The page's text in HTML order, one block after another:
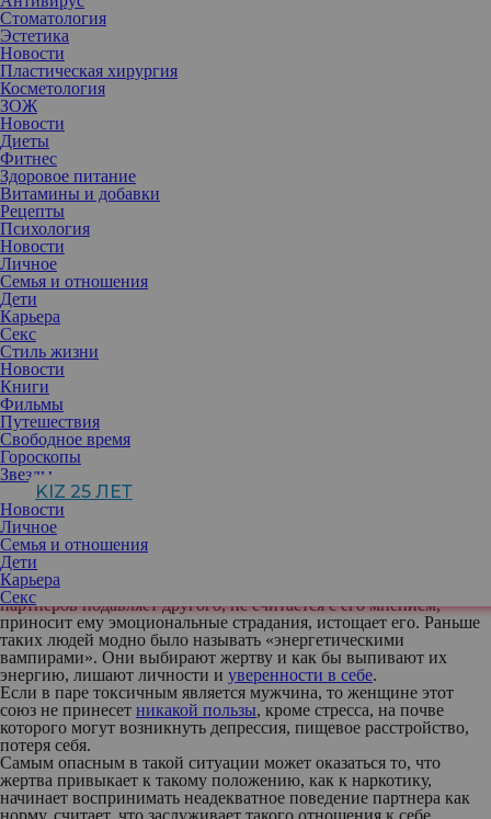
Стоматология
Эстетика
Новости
Пластическая хирургия
Косметология
ЗОЖ
Новости
Диеты
Фитнес
Здоровое питание
Витамины и добавки
Рецепты
Психология
Новости
Личное
Семья и отношения
Дети
Карьера
Секс
Стиль жизни
Новости
Книги
Фильмы
Путешествия
Свободное время
Гороскопы
Звезды
KIZ 25 ЛЕТ
Новости
Личное
Семья и отношения
Дети
Карьера
Секс
начала разберемся в терминологии
Токсичными называют отношениями, в которых один из
партнеров подавляет другого, не считается с его мнением,
приносит ему эмоциональные страдания, истощает его. Раньше
таких людей модно было называть «энергетическими
вампирами». Они выбирают жертву и как бы выпивают их
энергию, лишают личности и уверенности в себе.
Если в паре токсичным является мужчина, то женщине этот
союз не принесет никакой пользы, кроме стресса, на почве
которого могут возникнуть депрессия, пищевое расстройство,
потеря себя.
Самым опасным в такой ситуации может оказаться то, что
жертва привыкает к такому положению, как к наркотику,
начинает воспринимать неадекватное поведение партнера как
норму, считает, что заслуживает такого отношения к себе.